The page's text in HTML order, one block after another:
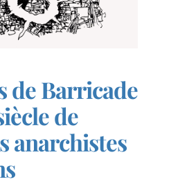
de Barricade
de
anarchistes